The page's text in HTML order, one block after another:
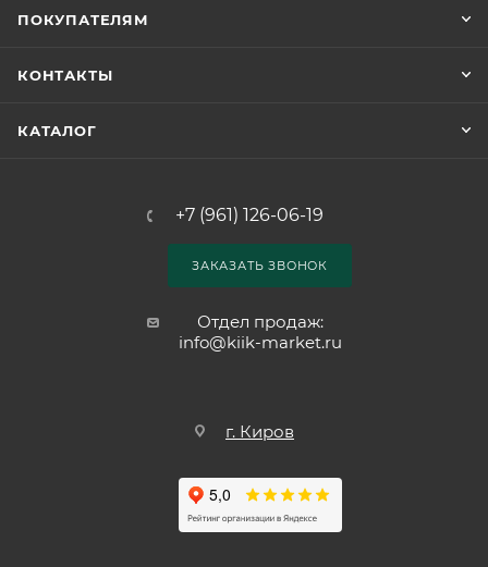
ПОКУПАТЕЛЯМ
КОНТАКТЫ
КАТАЛОГ
+7 (961) 126-06-19
ЗАКАЗАТЬ ЗВОНОК
Отдел продаж:
info@kiik-market.ru
г. Киров